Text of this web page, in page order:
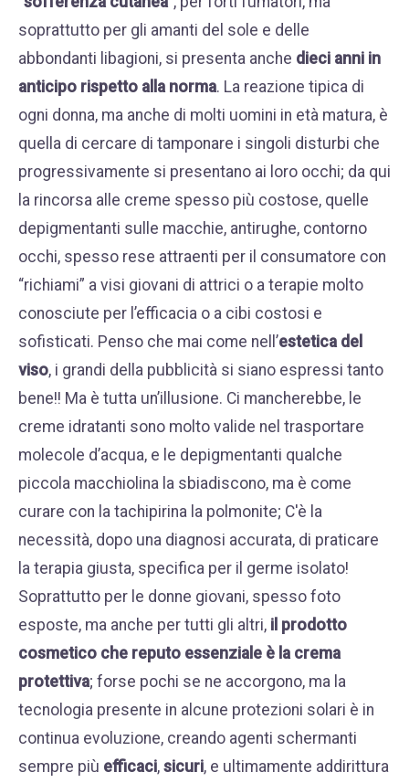
soprattutto per gli amanti del sole e delle
abbondanti libagioni, si presenta anche dieci anni in
anticipo rispetto alla norma. La reazione tipica di
ogni donna, ma anche di molti uomini in età matura, è
quella di cercare di tamponare i singoli disturbi che
progressivamente si presentano ai loro occhi; da qui
la rincorsa alle creme spesso più costose, quelle
depigmentanti sulle macchie, antirughe, contorno
occhi, spesso rese attraenti per il consumatore con
“richiami” a visi giovani di attrici o a terapie molto
conosciute per l’efficacia o a cibi costosi e
sofisticati. Penso che mai come nell’estetica del
viso, i grandi della pubblicità si siano espressi tanto
bene!! Ma è tutta un’illusione. Ci mancherebbe, le
creme idratanti sono molto valide nel trasportare
molecole d’acqua, e le depigmentanti qualche
piccola macchiolina la sbiadiscono, ma è come
curare con la tachipirina la polmonite; C'è la
necessità, dopo una diagnosi accurata, di praticare
la terapia giusta, specifica per il germe isolato!
Soprattutto per le donne giovani, spesso foto
esposte, ma anche per tutti gli altri, il prodotto
cosmetico che reputo essenziale è la crema
protettiva; forse pochi se ne accorgono, ma la
tecnologia presente in alcune protezioni solari è in
continua evoluzione, creando agenti schermanti
sempre più efficaci, sicuri, e ultimamente addirittura